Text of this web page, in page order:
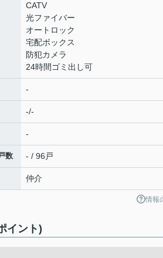
CATV
光ファイバー
オートロック
宅配ボックス
防犯カメラ
24時間ゴミ出し可
-
-/-
-
数 - / 96戸
仲介
情報
イント)